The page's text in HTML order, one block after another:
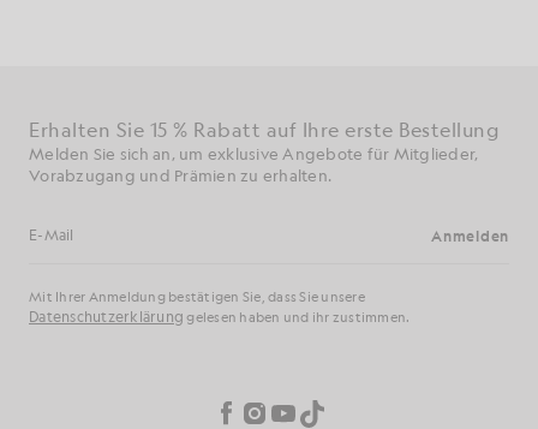
Erhalten Sie 15 % Rabatt auf Ihre erste Bestellung
Melden Sie sich an, um exklusive Angebote für Mitglieder,
Vorabzugang und Prämien zu erhalten.
E-Mail-Adresse Anmelden
Mit Ihrer Anmeldung bestätigen Sie, dass Sie unsere
Datenschutzerklärung gelesen haben und ihr zustimmen.
Facebook
Instagram
YouTube
TikTok